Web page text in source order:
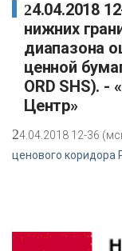
24.04.2018 12-36 (мск) изменены значения
нижних
диапазона
ценной
ORD SHS). -
Центр»
24.04.2018 12-36
ценового коридора